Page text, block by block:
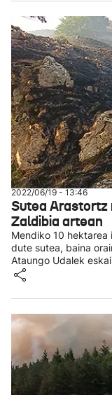
2022/06/19 - 13:46
Sutea Arastortz
Zaldibia artean
Mendiko 10
dute sutea, baina
Ataungo Udalek